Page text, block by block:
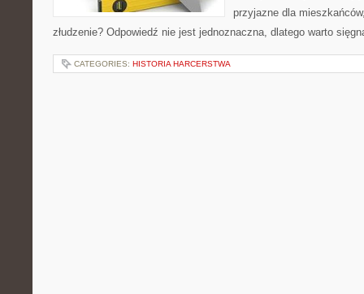
przyjazne dla
złudzenie? Odpowiedź nie jest jednoznaczna, dlatego warto
CATEGORIES: HISTORIA HARCERSTWA